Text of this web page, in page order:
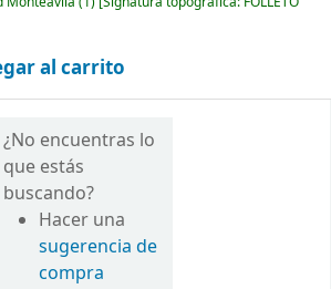
al carrito
¿No encuentras lo
que estás
buscando?
Hacer una
sugerencia de
compra